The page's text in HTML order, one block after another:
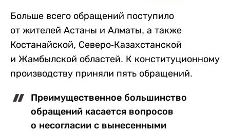
Больше всего обращений поступило
от жителей Астаны и Алматы, а также
Костанайской, Северо-Казахстанской
и Жамбылской областей. К конституционному
производству приняли пять обращений.
Преимущественное большинство
обращений касается вопросов
о несогласии с вынесенными